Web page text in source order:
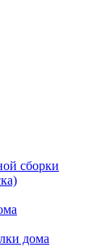
сборки
дома